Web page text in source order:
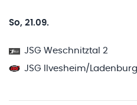
So, 21.09.
JSG Weschnitztal 2
JSG Ilvesheim/Ladenburg